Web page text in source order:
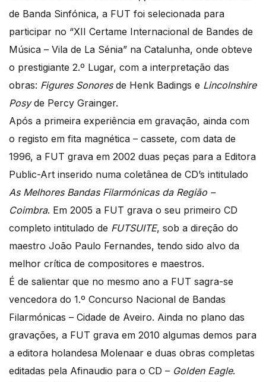
de Banda Sinfónica, a FUT foi selecionada para
participar no “XII Certame Internacional de Bandes de
Música – Vila de La Sénia” na Catalunha, onde obteve
o prestigiante 2.º Lugar, com a interpretação das
obras: Figures Sonores de Henk Badings e Lincolnshire
Posyde Percy Grainger.
Após a primeira experiência em gravação, ainda com
o registo em fita magnética – cassete, com data de
1996, a FUT grava em 2002 duas peças para a Editora
Public-Art inserido numa coletânea de CD’s intitulado
As Melhores Bandas Filarmónicas da Região –
Coimbra. Em 2005 a FUT grava o seu primeiro CD
completo intitulado de FUTSUITE, sob a direção do
maestro João Paulo Fernandes, tendo sido alvo da
melhor crítica de compositores e maestros.
É de salientar que no mesmo ano a FUT sagra-se
vencedora do 1.º Concurso Nacional de Bandas
Filarmónicas – Cidade de Aveiro. Ainda no plano das
gravações, a FUT grava em 2010 algumas demos para
a editora holandesa Molenaar e duas obras completas
editadas pela Afinaudio para o CD – Golden Eagle.